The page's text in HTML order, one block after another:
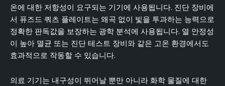
온에 대한 저항성이 요구되는 기기에 사용됩니다. 진단 장비에
서 퓨즈드 쿼츠 플레이트는 왜곡 없이 빛을 투과하는 능력으로
정확한 판독값을 보장하는 광학 분석에 사용됩니다. 열 안정성
이 높아 멸균 또는 진단 테스트 장비와 같은 고온 환경에서도
효과적으로 작동할 수 있습니다.
의료 기기는 내구성이 뛰어날 뿐만 아니라 화학 물질에 대한